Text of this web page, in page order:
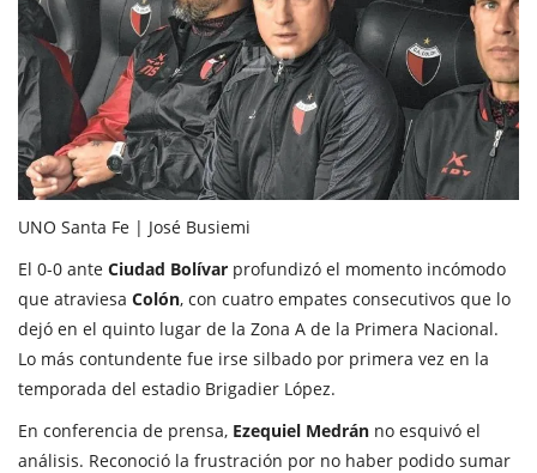
UNO Santa Fe | José Busiemi
El 0-0 ante Ciudad Bolívar profundizó el momento incómodo
que atraviesa Colón, con cuatro empates consecutivos que lo
dejó en el quinto lugar de la Zona A de la Primera Nacional.
Lo más contundente fue irse silbado por primera vez en la
temporada del estadio Brigadier López.
En conferencia de prensa, Ezequiel Medrán no esquivó el
análisis. Reconoció la frustración por no haber podido sumar